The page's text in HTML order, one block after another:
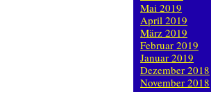
Mai 2019
April 2019
März 2019
Februar 2019
Januar 2019
Dezember 2018
November 2018